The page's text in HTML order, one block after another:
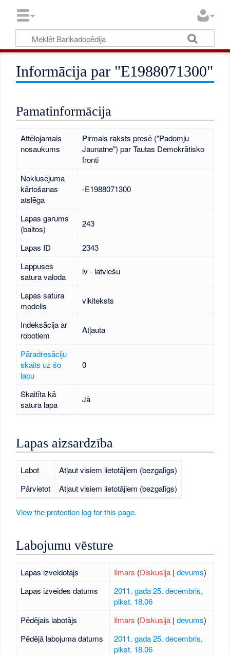
Informācija par "E1988071300"
Pamatinformācija
Attēlojamais
nosaukums
Pirmais raksts presē ("Padomju
Jaunatne") par Tautas Demokrātisko
fronti
Noklusējuma
kārtošanas
atslēga
-E1988071300
Lapas garums
(baitos)
243
Lapas ID
2343
Lappuses
satura valoda
lv - latviešu
Lapas satura
modelis
vikiteksts
Indeksācija ar
robotiem
Atļauta
Pāradresāciju
skaits uz šo
lapu
0
Skaitīta kā
satura lapa
Jā
Lapas aizsardzība
Labot
Atļaut visiem lietotājiem (bezgalīgs)
Pārvietot
Atļaut visiem lietotājiem (bezgalīgs)
View the protection log for this page.
Labojumu vēsture
Lapas izveidotājs Ilmars (Diskusija| devums)
Lapas izveides datums
2011. gada 25. decembris,
plkst. 18.06
Pēdējais labotājs
Ilmars (Diskusija| devums)
Pēdējā labojuma datums
2011. gada 25. decembris,
plkst. 18.06